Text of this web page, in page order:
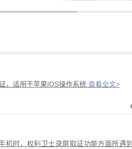
，适用于苹果IOS操作系统 查看全文>
时，权利卫士录屏取证功能方面所遇